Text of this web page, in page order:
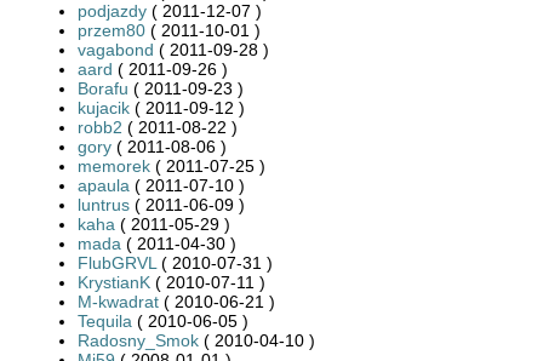
podjazdy ( 2011-12-07 )
przem80 ( 2011-10-01 )
vagabond ( 2011-09-28 )
aard ( 2011-09-26 )
Borafu ( 2011-09-23 )
kujacik ( 2011-09-12 )
robb2 ( 2011-08-22 )
gory ( 2011-08-06 )
memorek ( 2011-07-25 )
apaula ( 2011-07-10 )
luntrus ( 2011-06-09 )
kaha ( 2011-05-29 )
mada ( 2011-04-30 )
FlubGRVL ( 2010-07-31 )
KrystianK ( 2010-07-11 )
M-kwadrat ( 2010-06-21 )
Tequila ( 2010-06-05 )
Radosny_Smok ( 2010-04-10 )